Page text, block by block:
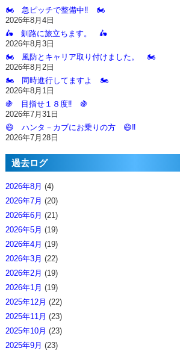
🏍️ 急ピッチで整備中‼️ 🏍️
2026年8月4日
🛵 釧路に旅立ちます。 🛵
2026年8月3日
🏍️ 風防とキャリア取り付けました。 🏍️
2026年8月2日
🏍️ 同時進行してますよ 🏍️
2026年8月1日
🍇 目指せ１８度‼️ 🍇
2026年7月31日
😄 ハンタ－カブにお乗りの方 😄‼️
2026年7月28日
過去ログ
2026年8月 (4)
2026年7月 (20)
2026年6月 (21)
2026年5月 (19)
2026年4月 (19)
2026年3月 (22)
2026年2月 (19)
2026年1月 (19)
2025年12月 (22)
2025年11月 (23)
2025年10月 (23)
2025年9月 (23)